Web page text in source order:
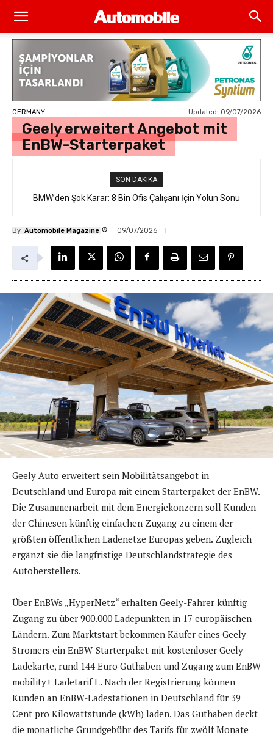
GERMANY Updated: 09/07/2026
Geely erweitert Angebot mit
EnBW-Starterpaket
SON DAKIKA
BMW’den Şok Karar: 8 Bin Ofis Çalışanı İçin Yolun Sonu
İkinci Şok Dalgası California’dan Geldi: Bentley’in Sır Gibi
By Automobile Magazine ® 09/07/2026
Geely Auto erweitert sein Mobilitätsangebot in
Deutschland und Europa mit einem Starterpaket der EnBW.
Die Zusammenarbeit mit dem Energiekonzern soll Kunden
der Chinesen künftig einfachen Zugang zu einem der
größten öffentlichen Ladenetze Europas geben. Zugleich
ergänzt sie die langfristige Deutschlandstrategie des
Autoherstellers.
Über EnBWs „HyperNetz“ erhalten Geely-Fahrer künftig
Zugang zu über 900.000 Ladepunkten in 17 europäischen
Ländern. Zum Marktstart bekommen Käufer eines Geely-
Stromers ein EnBW-Starterpaket mit kostenloser Geely-
Ladekarte, rund 144 Euro Guthaben und Zugang zum EnBW
mobility+ Ladetarif L. Nach der Registrierung können
Kunden an EnBW-Ladestationen in Deutschland für 39
Cent pro Kilowattstunde (kWh) laden. Das Guthaben deckt
die monatliche Grundgebühr des Tarifs für zwölf Monate